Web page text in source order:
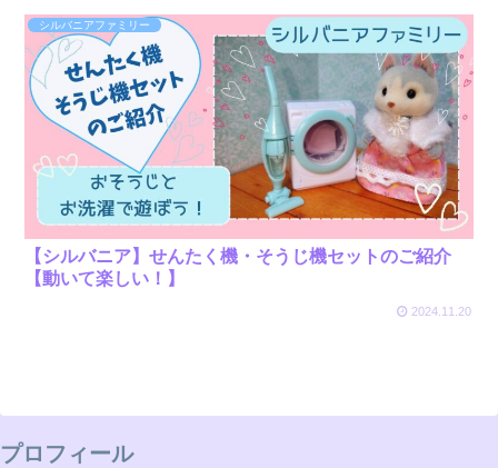
シルバニアファミリー
【シルバニア】せんたく機・そうじ機セットのご紹介
【動いて楽しい！】
2024.11.20
プロフィール